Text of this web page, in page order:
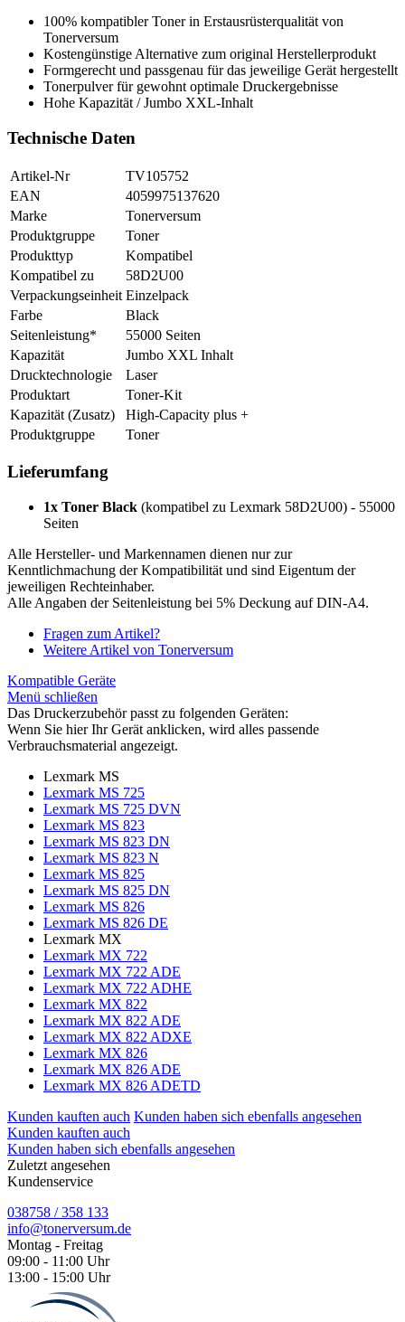
100% kompatibler Toner in Erstausrüsterqualität von
Tonerversum
Kostengünstige Alternative zum original Herstellerprodukt
Formgerecht und passgenau für das jeweilige Gerät hergestellt
Tonerpulver für gewohnt optimale Druckergebnisse
Hohe Kapazität / Jumbo XXL-Inhalt
Technische Daten
Artikel-Nr
TV105752
EAN
4059975137620
Marke
Tonerversum
Produktgruppe
Toner
Produkttyp
Kompatibel
Kompatibel zu
58D2U00
Verpackungseinheit Einzelpack
Farbe
Black
Seitenleistung*
55000 Seiten
Kapazität
Jumbo XXL Inhalt
Drucktechnologie
Laser
Produktart
Toner-Kit
Kapazität (Zusatz)
High-Capacity plus +
Produktgruppe
Toner
Lieferumfang
1x Toner Black (kompatibel zu Lexmark 58D2U00) - 55000
Seiten
Alle Hersteller- und Markennamen dienen nur zur
Kenntlichmachung der Kompatibilität und sind Eigentum der
jeweiligen Rechteinhaber.
Alle Angaben der Seitenleistung bei 5% Deckung auf DIN-A4.
Fragen zum Artikel?
Weitere Artikel von Tonerversum
Kompatible Geräte
Menü schließen
Das Druckerzubehör passt zu folgenden Geräten:
Wenn Sie hier Ihr Gerät anklicken, wird alles passende
Verbrauchsmaterial angezeigt.
Lexmark MS
Lexmark MS 725
Lexmark MS 725 DVN
Lexmark MS 823
Lexmark MS 823 DN
Lexmark MS 823 N
Lexmark MS 825
Lexmark MS 825 DN
Lexmark MS 826
Lexmark MS 826 DE
Lexmark MX
Lexmark MX 722
Lexmark MX 722 ADE
Lexmark MX 722 ADHE
Lexmark MX 822
Lexmark MX 822 ADE
Lexmark MX 822 ADXE
Lexmark MX 826
Lexmark MX 826 ADE
Lexmark MX 826 ADETD
Kunden kauften auch Kunden haben sich ebenfalls angesehen
Kunden kauften auch
Kunden haben sich ebenfalls angesehen
Zuletzt angesehen
Kundenservice
038758 / 358 133
info@tonerversum.de
Montag - Freitag
09:00 - 11:00 Uhr
13:00 - 15:00 Uhr